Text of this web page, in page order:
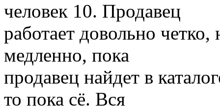
человек 10. Продавец
работает довольно
медленно, пока
продавец найдет в
то пока сё. Вся